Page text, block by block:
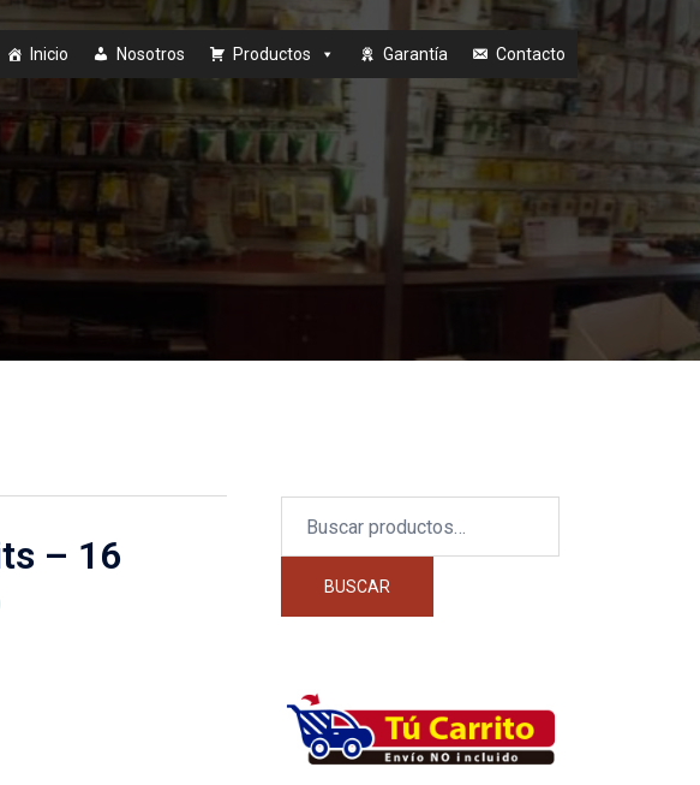
Inicio Nosotros Productos Garantía Contacto
– 16
por:
BUSCAR